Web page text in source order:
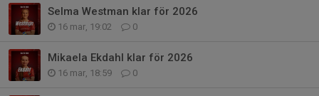
Selma Westman klar för 2026
16 mar, 19:02 0
Mikaela Ekdahl klar för 2026
16 mar, 18:59 0